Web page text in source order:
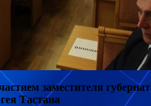
заместителя
Тастана